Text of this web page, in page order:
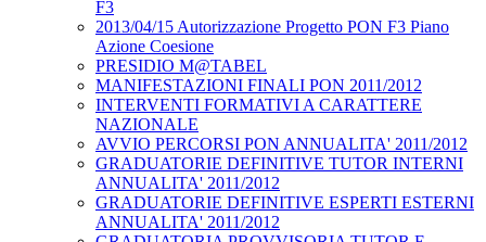
F3
2013/04/15 Autorizzazione Progetto PON F3 Piano
Azione Coesione
PRESIDIO M@TABEL
MANIFESTAZIONI FINALI PON 2011/2012
INTERVENTI FORMATIVI A CARATTERE
NAZIONALE
AVVIO PERCORSI PON ANNUALITA' 2011/2012
GRADUATORIE DEFINITIVE TUTOR INTERNI
ANNUALITA' 2011/2012
GRADUATORIE DEFINITIVE ESPERTI ESTERNI
ANNUALITA' 2011/2012